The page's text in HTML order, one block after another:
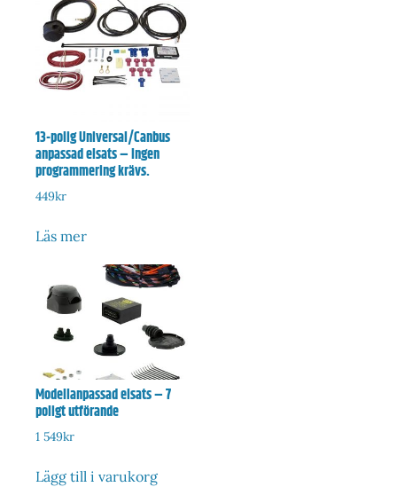
13-polig Universal/Canbus
anpassad elsats – Ingen
programmering krävs.
449kr
Läs mer
Modellanpassad elsats – 7
poligt utförande
1 549kr
Lägg till i varukorg